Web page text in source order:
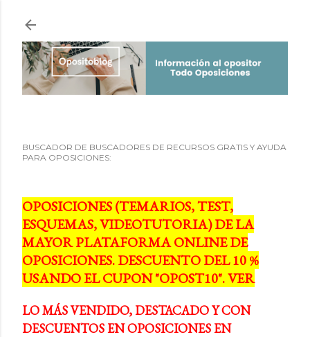
BUSCADOR DE BUSCADORES DE RECURSOS GRATIS Y AYUDA
PARA OPOSICIONES:
OPOSICIONES (TEMARIOS, TEST,
ESQUEMAS, VIDEOTUTORIA) DE LA
MAYOR PLATAFORMA ONLINE DE
OPOSICIONES. DESCUENTO DEL 10 %
USANDO EL CUPON "OPOST10". VER
LO MÁS VENDIDO, DESTACADO Y CON
DESCUENTOS EN OPOSICIONES EN